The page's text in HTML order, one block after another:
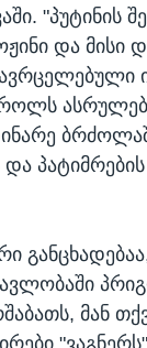
"პუტინის
და მისი
როლს
და
მან